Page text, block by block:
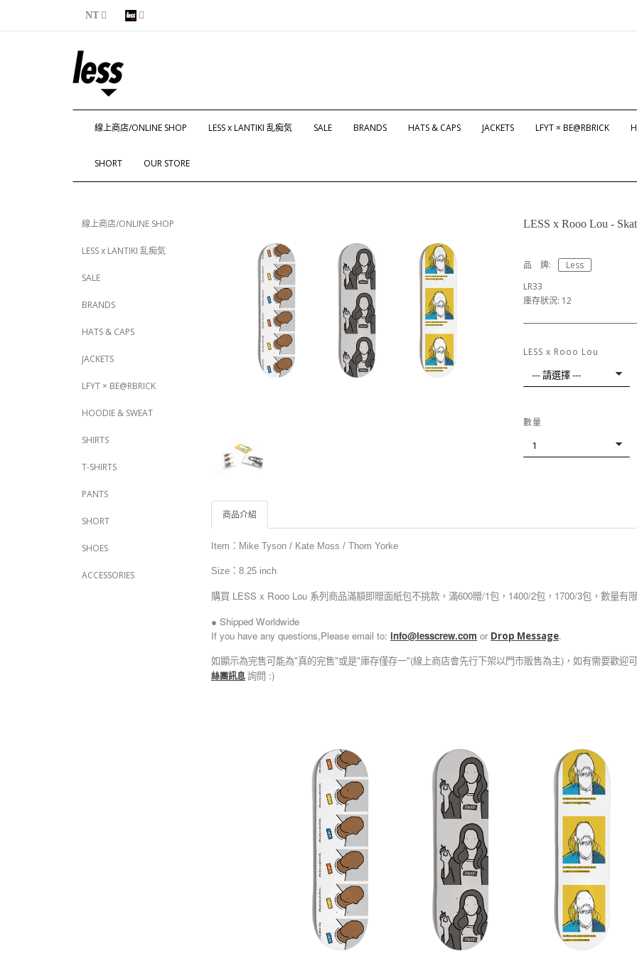
NT
線上商店/ONLINE SHOP LESS x LANTIKI 乱痴気 SALE BRANDS HATS & CAPS JACKETS LFYT × BE@RBRICK
SHORT OUR STORE
線上商店/ONLINE SHOP
LESS x LANTIKI 乱痴気
SALE
BRANDS
HATS & CAPS
JACKETS
LFYT × BE@RBRICK
HOODIE & SWEAT
SHIRTS
T-SHIRTS
PANTS
SHORT
SHOES
ACCESSORIES
LESS x Rooo Lou -
品 牌:
Less
LR33
庫存狀況: 12
LESS x Rooo Lou
數量
商品介紹
Item：Mike Tyson / Kate Moss / Thom Yorke
Size： 8.25 inch
購買 LESS x Rooo Lou 系列商品滿額即贈面紙包不挑款，滿600贈/1包，1400/2包，1700/3包，數量有
● Shipped Worldwide
If you have any questions,Please email to: info@lesscrew.com or Drop Message.
如顯示為完售可能為"真的完售"或是"庫存僅存一"(線上商店會先行下架以門市販售為主)，如有需要歡迎
絲團訊息詢問 :)